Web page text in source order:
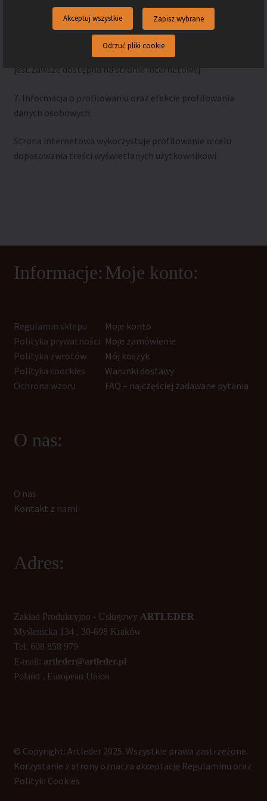
Zmiany w Polityce Cookies
Zastrzegamy sobie prawo do wprowadzania zmian w
niniejszej Polityce Cookies. Aktualna wersja dokumentu
jest zawsze dostępna na stronie internetowej.
7. Informacja o profilowaniu oraz efekcie profilowania
danych osobowych.
Strona internetowa wykorzystuje profilowanie w celu
dopasowania treści wyświetlanych użytkownikowi.
Informacje:
Regulamin sklepu
Polityka prywatności
Polityka zwrotów
Polityka coockies
Ochrona wzoru
Moje konto:
Moje konto
Moje zamówienie
Mój koszyk
Warunki dostawy
FAQ – najczęściej zadawane pytania
O nas:
O nas
Kontakt z nami
Adres:
Zakład Produkcyjno - Usługowy ARTLEDER
Myślenicka 134 , 30-698 Kraków
Tel: 608 858 979
E-mail: artleder@artleder.pl
Poland , European Union
© Copyright: Artleder 2025. Wszystkie prawa zastrzeżone.
Korzystanie z strony oznacza akceptację Regulaminu oraz
Polityki Cookies
Akceptuj wszystkie Zapisz wybrane
Odrzuć pliki cookie